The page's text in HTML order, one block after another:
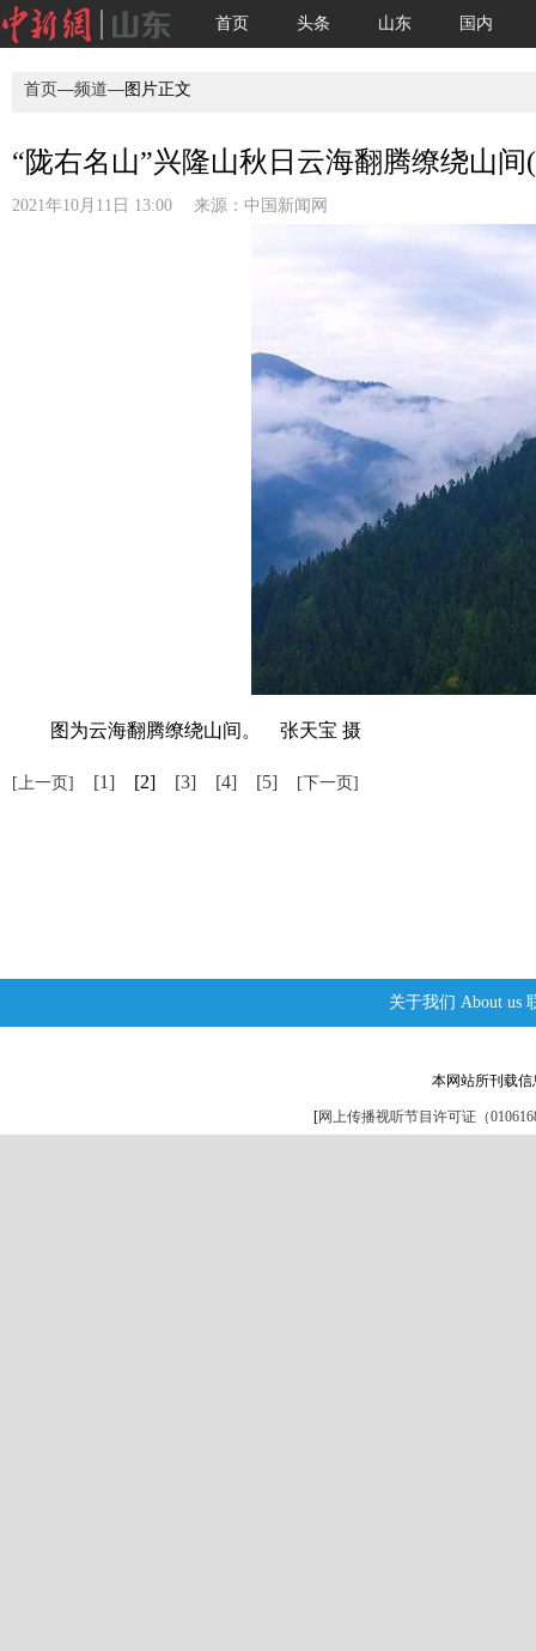
首页 头条 山东 国内
首页—频道—图片正文
“陇右名山”兴隆山秋日云海翻腾缭绕山间
2021年10月11日 13:00 来源： 中国新闻网
图为云海翻腾缭绕山间。 张天宝 摄
[上一页] [1] [2] [3] [4] [5] [下一页]
关于我们 About us
本网站所刊载
[网上传播视听节目许可证（